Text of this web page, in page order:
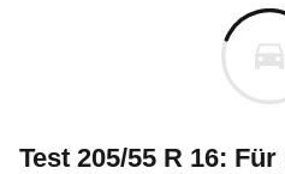
Test 205/55 R 16: